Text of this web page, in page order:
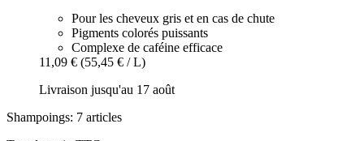
Pour les cheveux gris et en cas de chute
Pigments colorés puissants
Complexe de caféine efficace
11,09 € (55,45 € / L)
Livraison jusqu'au 17 août
Shampoings: 7 articles